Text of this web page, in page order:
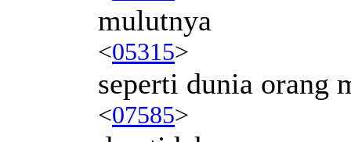
mulutnya
<05315>
seperti dunia orang
<07585>